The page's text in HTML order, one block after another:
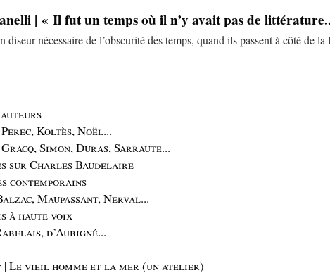
| « Il fut un temps où il n’y avait pas de
diseur nécessaire de l’obscurité des temps, quand ils passent à côté de la
Koltès, Noël...
Simon, Duras, Sarraute...
sur Charles Baudelaire
contemporains
Maupassant, Nerval...
à haute voix
d’Aubigné...
| Le vieil homme et la mer (un atelier)